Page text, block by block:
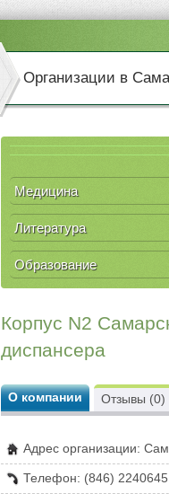
Организации в
Медицина
Литература
Образование
Корпус N2
диспансера
О компании
Адрес организации:
Телефон: (846) 2240645
Отзывы (0)